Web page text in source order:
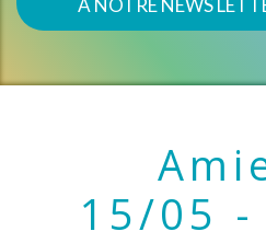
À NOTRE NEWS
15/05